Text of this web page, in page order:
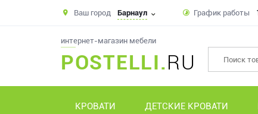
Ваш город Барнаул График работы
интернет-магазин мебели
POSTELLI.RU
КРОВАТИ ДЕТСКИЕ КРОВАТИ